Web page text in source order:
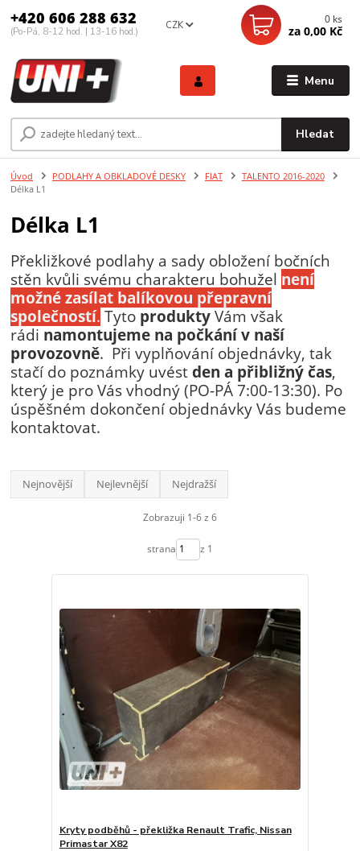
Menu
CZK
Hledat
+420 606 288 632
(Po-Pá, 8-12 hod. | 13-16 hod.)
0 ks
za 0,00 Kč
Úvod PODLAHY A OBKLADOVÉ DESKY FIAT
TALENTO 2016-2020
Délka L1
Délka L1
Překližkové podlahy a sady obložení bočních
stěn kvůli svému charakteru bohužel není
možné zasílat balíkovou přepravní
společností. Tyto produkty Vám však
rádi namontujeme na počkání v naší
provozovně. Při vyplňování objednávky, tak
stačí do poznámky uvéstden a přibližný čas,
který je pro Vás vhodný (PO-PÁ 7:00-13:30). Po
úspěšném dokončení objednávky Vás budeme
kontaktovat.
Nejnovější Nejlevnější Nejdražší
Zobrazuji 1-6 z 6
strana z 1
Kryty podběhů - překližka Renault Trafic, Nissan
Primastar X82